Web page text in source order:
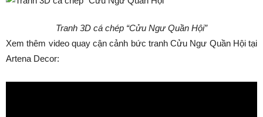
Tranh 3D cá chép “Cửu Ngư Quần Hội”
Xem thêm video quay cận cảnh bức tranh Cửu Ngư Quần Hội tại
Artena Decor: